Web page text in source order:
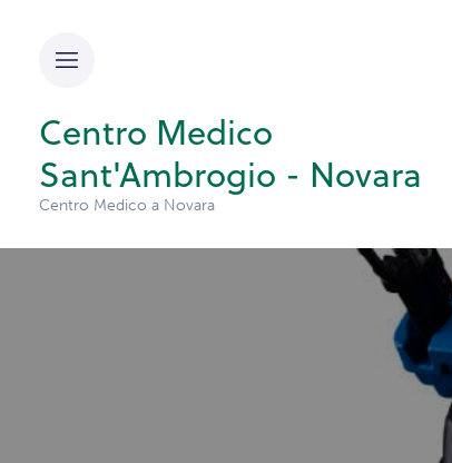
Centro Medico
Sant'Ambrogio - Novara
Centro Medico a Novara